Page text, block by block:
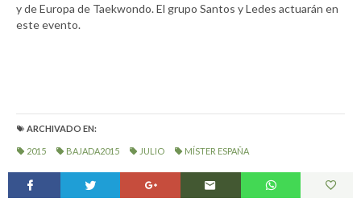
y de Europa de Taekwondo. El grupo Santos y Ledes actuarán en
este evento.
ARCHIVADO EN:
2015 BAJADA2015 JULIO MÍSTER ESPAÑA